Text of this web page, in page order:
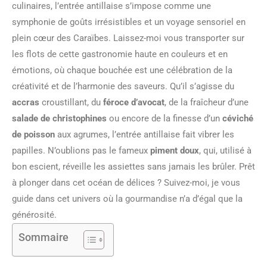
culinaires, l’entrée antillaise s’impose comme une
symphonie de goûts irrésistibles et un voyage sensoriel en
plein cœur des Caraïbes. Laissez-moi vous transporter sur
les flots de cette gastronomie haute en couleurs et en
émotions, où chaque bouchée est une célébration de la
créativité et de l’harmonie des saveurs. Qu’il s’agisse du
accras croustillant, du féroce d’avocat, de la fraîcheur d’une
salade de christophines ou encore de la finesse d’un céviché
de poisson aux agrumes, l’entrée antillaise fait vibrer les
papilles. N’oublions pas le fameux piment doux, qui, utilisé à
bon escient, réveille les assiettes sans jamais les brûler. Prêt
à plonger dans cet océan de délices ? Suivez-moi, je vous
guide dans cet univers où la gourmandise n’a d’égal que la
générosité.
Sommaire